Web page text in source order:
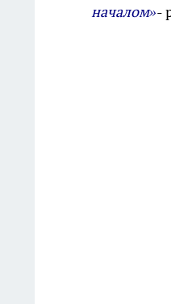
началом»-